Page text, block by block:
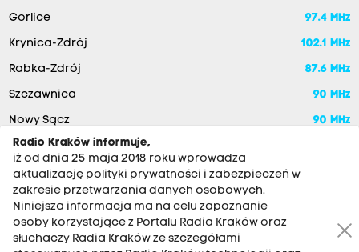
Gorlice 97.4 MHz
Krynica-Zdrój 102.1 MHz
Rabka-Zdrój 87.6 MHz
Szczawnica 90 MHz
Nowy Sącz
90 MHz
Radio Kraków informuje,
iż od dnia 25 maja 2018 roku wprowadza
aktualizację polityki prywatności i zabezpieczeń w
zakresie przetwarzania danych osobowych.
Niniejsza informacja ma na celu zapoznanie
osoby korzystające z Portalu Radia Kraków oraz
słuchaczy Radia Kraków ze szczegółami